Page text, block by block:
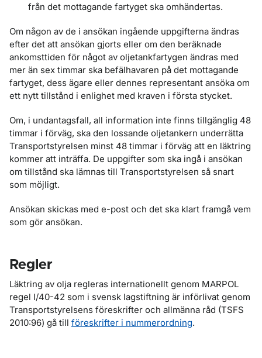
från det mottagande fartyget ska omhändertas.
Om någon av de i ansökan ingående uppgifterna ändras
efter det att ansökan gjorts eller om den beräknade
ankomsttiden för något av oljetankfartygen ändras med
mer än sex timmar ska befälhavaren på det mottagande
fartyget, dess ägare eller dennes representant ansöka om
ett nytt tillstånd i enlighet med kraven i första stycket.
Om, i undantagsfall, all information inte finns tillgänglig 48
timmar i förväg, ska den lossande oljetankern underrätta
Transportstyrelsen minst 48 timmar i förväg att en läktring
kommer att inträffa. De uppgifter som ska ingå i ansökan
om tillstånd ska lämnas till Transportstyrelsen så snart
som möjligt.
Ansökan skickas med e-post och det ska klart framgå vem
som gör ansökan.
Regler
Läktring av olja regleras internationellt genom MARPOL
regel I/40-42 som i svensk lagstiftning är införlivat genom
Transportstyrelsens föreskrifter och allmänna råd (TSFS
2010:96) gå till föreskrifter i nummerordning.